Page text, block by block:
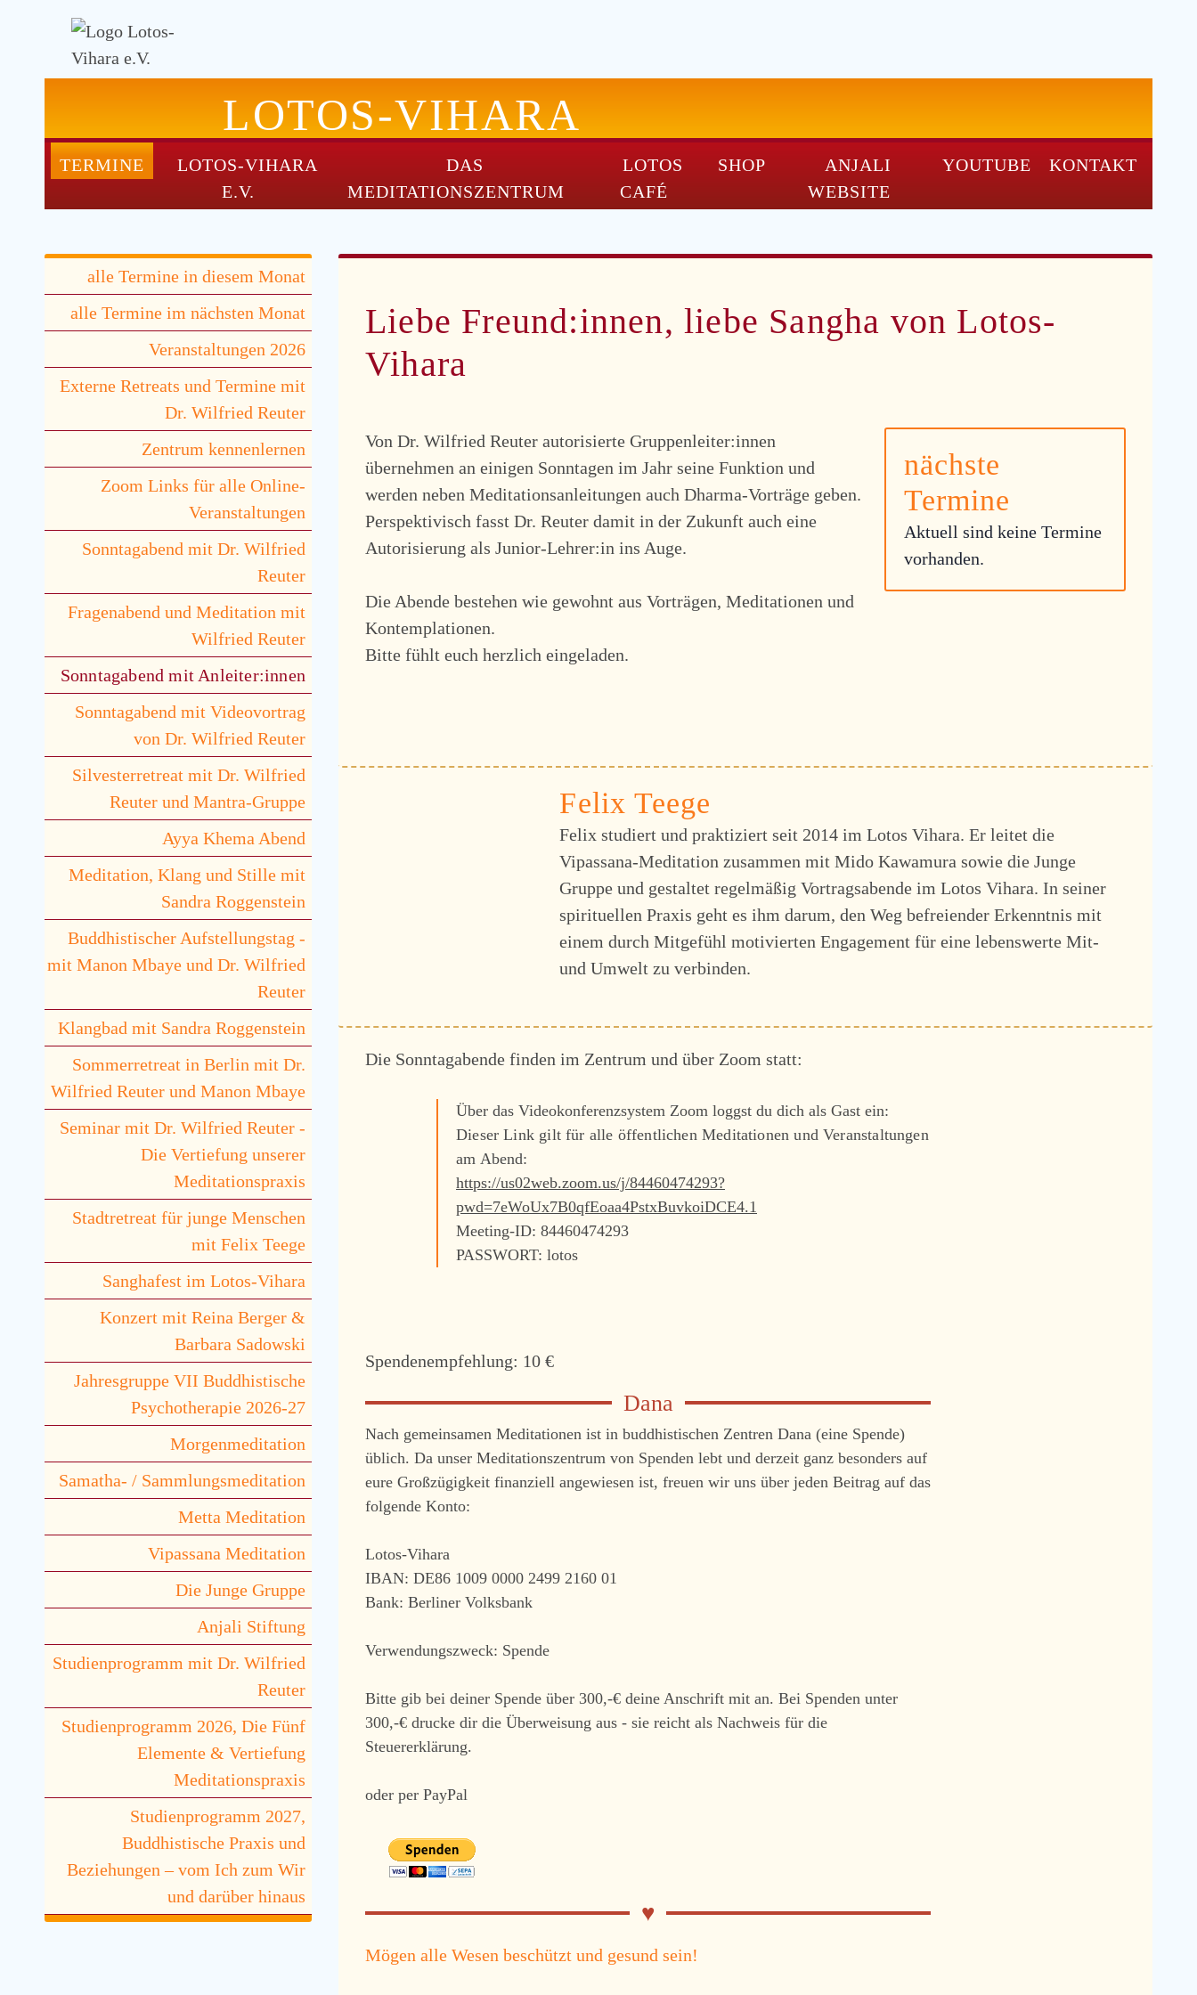
LOTOS-VIHARA
NAVIGATION
ÜBERSPRINGEN
TERMINE
LOTOS-VIHARA
E.V.
DAS
MEDITATIONSZENTRUM
LOTOS
CAFÉ
SHOP
ANJALI
WEBSITE
YOUTUBE KONTAKT
Liebe Freund:innen, liebe Sangha von Lotos-
Vihara
Von Dr. Wilfried Reuter autorisierte Gruppenleiter:innen
übernehmen an einigen Sonntagen im Jahr seine Funktion und
werden neben Meditationsanleitungen auch Dharma-Vorträge geben.
Perspektivisch fasst Dr. Reuter damit in der Zukunft auch eine
Autorisierung als Junior-Lehrer:in ins Auge.
Die Abende bestehen wie gewohnt aus Vorträgen, Meditationen und
Kontemplationen.
Bitte fühlt euch herzlich eingeladen.
nächste
Termine
Aktuell sind keine Termine
vorhanden.
Felix Teege
Felix studiert und praktiziert seit 2014 im Lotos Vihara. Er leitet die
Vipassana-Meditation zusammen mit Mido Kawamura sowie die Junge
Gruppe und gestaltet regelmäßig Vortragsabende im Lotos Vihara. In seiner
spirituellen Praxis geht es ihm darum, den Weg befreiender Erkenntnis mit
einem durch Mitgefühl motivierten Engagement für eine lebenswerte Mit-
und Umwelt zu verbinden.
Die Sonntagabende finden im Zentrum und über Zoom statt:
Über das Videokonferenzsystem Zoom loggst du dich als Gast ein:
Dieser Link gilt für alle öffentlichen Meditationen und Veranstaltungen
am Abend:
https://us02web.zoom.us/j/84460474293?
pwd=7eWoUx7B0qfEoaa4PstxBuvkoiDCE4.1
Meeting-ID: 84460474293
PASSWORT: lotos
Spendenempfehlung: 10 €
Nach gemeinsamen Meditationen ist in buddhistischen Zentren Dana (eine Spende)
üblich. Da unser Meditationszentrum von Spenden lebt und derzeit ganz besonders auf
eure Großzügigkeit finanziell angewiesen ist, freuen wir uns über jeden Beitrag auf das
folgende Konto:
Lotos-Vihara
IBAN: DE86 1009 0000 2499 2160 01
Bank: Berliner Volksbank
Verwendungszweck: Spende
Bitte gib bei deiner Spende über 300,-€ deine Anschrift mit an. Bei Spenden unter
300,-€ drucke dir die Überweisung aus - sie reicht als Nachweis für die
Steuererklärung.
oder per PayPal
Mögen alle Wesen beschützt und gesund sein!
Navigation
überspringen
alle Termine in diesem Monat
alle Termine im nächsten Monat
Veranstaltungen 2026
Externe Retreats und Termine mit
Dr. Wilfried Reuter
Zentrum kennenlernen
Zoom Links für alle Online-
Veranstaltungen
Sonntagabend mit Dr. Wilfried
Reuter
Fragenabend und Meditation mit
Wilfried Reuter
Sonntagabend mit Anleiter:innen
Sonntagabend mit Videovortrag
von Dr. Wilfried Reuter
Silvesterretreat mit Dr. Wilfried
Reuter und Mantra-Gruppe
Ayya Khema Abend
Meditation, Klang und Stille mit
Sandra Roggenstein
Buddhistischer Aufstellungstag -
mit Manon Mbaye und Dr. Wilfried
Reuter
Klangbad mit Sandra Roggenstein
Sommerretreat in Berlin mit Dr.
Wilfried Reuter und Manon Mbaye
Seminar mit Dr. Wilfried Reuter -
Die Vertiefung unserer
Meditationspraxis
Stadtretreat für junge Menschen
mit Felix Teege
Sanghafest im Lotos-Vihara
Konzert mit Reina Berger &
Barbara Sadowski
Jahresgruppe VII Buddhistische
Psychotherapie 2026-27
Morgenmeditation
Samatha- / Sammlungsmeditation
Metta Meditation
Vipassana Meditation
Die Junge Gruppe
Anjali Stiftung
Studienprogramm mit Dr. Wilfried
Reuter
Studienprogramm 2026, Die Fünf
Elemente & Vertiefung
Meditationspraxis
Studienprogramm 2027,
Buddhistische Praxis und
Beziehungen – vom Ich zum Wir
und darüber hinaus